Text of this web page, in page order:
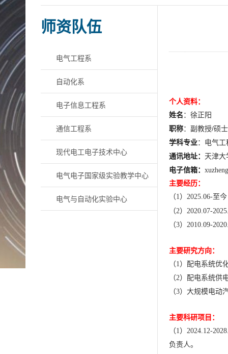
师资队伍
电气工程系
自动化系
电子信息工程系
通信工程系
现代电工电子技术中心
电气电子国家级实验教学中心
电气与自动化实验中心
个人资料：
姓名 ：徐正阳
职称：副教授/硕
学科专业：电气工
通讯地址： 天津大
电子信箱：
主要经历：
（1） 2025.06-至
（2） 2020.07-
（3） 2010.09-
主要研究方向：
（1）配电系统优
（2） 配电系统供
（3）大规模电动
主要科研项目：
（1） 2024.12-
负责人。